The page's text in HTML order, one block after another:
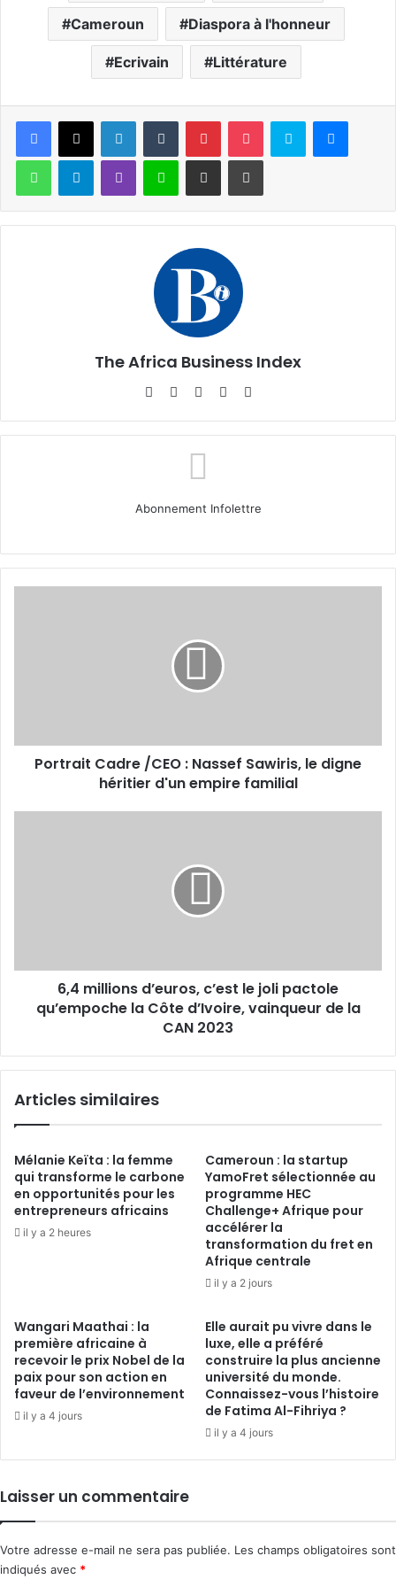
Cameroun Diaspora à l'honneur
Ecrivain Littérature
Facebook
X LinkedinTumblr PinterestPocket Skype
WhatsAppTelegramViber Ligne Partager par email Imprimer
The Africa Business Index
WebsiteFacebook
X Linkedin
Abonnement Infolettre
héritier
d'unPortrait Cadre /CEO : Nassef Sawiris, le digne
héritier d'un empire familial
la
d’Ivoire,
la
2023
6,4 millions d’euros, c’est le joli pactole
qu’empoche la Côte d’Ivoire, vainqueur de la
CAN 2023
Articles similaires
Mélanie Keïta : la femme
qui transforme le carbone
en opportunités pour les
entrepreneurs africains
il y a 2 heures
Cameroun : la startup
YamoFret sélectionnée au
programme HEC
Challenge+ Afrique pour
accélérer la
transformation du fret en
Afrique centrale
il y a 2 jours
Wangari Maathai : la
première africaine à
recevoir le prix Nobel de la
paix pour son action en
faveur de l’environnement
il y a 4 jours
Elle aurait pu vivre dans le
luxe, elle a préféré
construire la plus ancienne
université du monde.
Connaissez-vous l’histoire
de Fatima Al-Fihriya ?
il y a 4 jours
Laisser un commentaire
Votre adresse e-mail ne sera pas publiée. Les champs obligatoires sont
indiqués avec *